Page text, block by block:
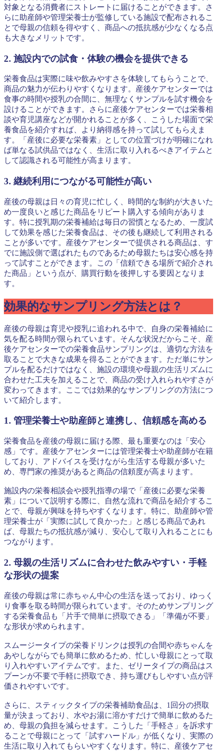
対象となる消費者にストレートに届けることができます。さ
らに助産師や管理栄養士が監修している施設で配布されるこ
とで母親の信頼を得やすく、商品への抵抗感が少なくなる点
も大きなメリットです。
2. 施設内での試食・体験の機会を提供できる
栄養食品は実際に味や飲みやすさを体験してもらうことで、
商品の魅力が伝わりやすくなります。産後ケアセンターでは
食事の時間や授乳の合間に、無理なくサンプルを試す機会を
設けることができます。さらに産後ケアセンターでは栄養相
談や育児講座などが開かれることが多く、こうした場面で栄
養食品を紹介すれば、より納得感を持って試してもらえま
す。「産後に必要な栄養素」としての位置づけが明確になれ
ば単なる試供品ではなく、生活に取り入れるべきアイテムと
して認識される可能性が高まります。
3. 継続利用につながる可能性が高い
産後の母親は日々の育児に忙しく、時間的な制約が大きいた
め一度良いと感じた商品をリピート購入する傾向がありま
す。特に授乳期の栄養補給は毎日の習慣となるため、一度試
して効果を感じた栄養食品は、その後も継続して利用される
ことが多いです。産後ケアセンターで提供される商品は、す
でに施設側で選ばれたものであるため母親たちは安心感を持
って試すことができます。この「信頼できる場所で紹介され
た商品」という点が、購買行動を後押しする要因となりま
す。
効果的なサンプリング方法とは？
産後の母親は育児や授乳に追われる中で、自身の栄養補給に
気を配る時間が限られています。そんな状況だからこそ、産
後ケアセンターでの栄養食品サンプリングは、適切な方法を
取ることで大きな成果を得ることができます。ただ単にサン
プルを配るだけではなく、施設の環境や母親の生活リズムに
合わせた工夫を加えることで、商品の受け入れられやすさが
変わってきます。ここでは効果的なサンプリングの方法につ
いて紹介します。
1. 管理栄養士や助産師と連携し、信頼感を高める
栄養食品を産後の母親に届ける際、最も重要なのは「安心
感」です。産後ケアセンターには管理栄養士や助産師が在籍
しており、アドバイスを受けながら生活する母親が多いた
め、専門家の推奨があると商品の信頼度が高まります。
施設内の栄養相談会や授乳指導の場で「産後に必要な栄養
素」について説明する際に、自然な流れで商品を紹介するこ
とで、母親が興味を持ちやすくなります。特に、助産師や管
理栄養士が「実際に試して良かった」と感じる商品であれ
ば、母親たちの抵抗感が減り、安心して取り入れることにも
つながります。
2. 母親の生活リズムに合わせた飲みやすい・手軽
な形状の提案
産後の母親は常に赤ちゃん中心の生活を送っており、ゆっく
り食事を取る時間が限られています。そのためサンプリング
する栄養食品も「片手で簡単に摂取できる」「準備が不要」
な形状が求められます。
スムージータイプの栄養ドリンクは授乳の合間や赤ちゃんを
あやしながらでも簡単に飲めるため、忙しい母親にとって取
り入れやすいアイテムです。また、ゼリータイプの商品はス
プーンが不要で手軽に摂取でき、持ち運びもしやすい点が評
価されやすいです。
さらに、スティックタイプの栄養補助食品は、1回分の摂取
量が決まっており、水やお湯に溶かすだけで簡単に飲めるた
め、母親の負担を減らせます。こうした「手軽さ」を訴求す
ることで母親にとって「試すハードル」が低くなり、実際の
生活に取り入れてもらいやすくなります。特に、産後ケアセ